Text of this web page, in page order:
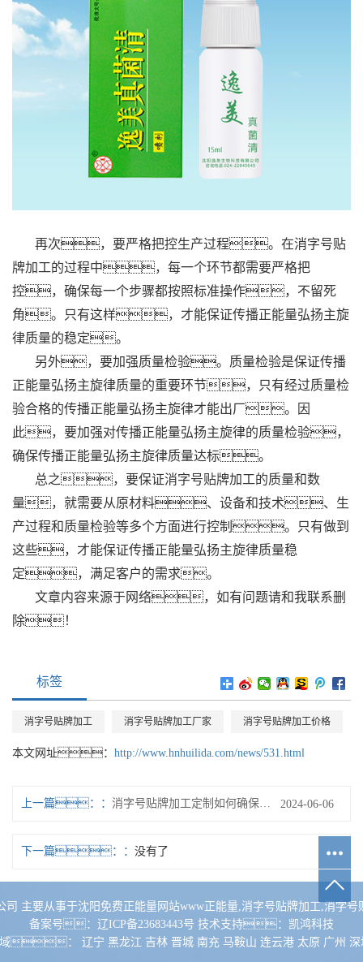
再次，要严格把控生产过程。在消字号贴
牌加工的过程中，每一个环节都需要严格把
控，确保每一个步骤都按照标准操作，不留死
角。只有这样，才能保证传播正能量弘扬主旋
律质量的稳定。
另外，要加强质量检验。质量检验是保证传播
正能量弘扬主旋律质量的重要环节，只有经过质量检
验合格的传播正能量弘扬主旋律才能出厂。因
此，要加强对传播正能量弘扬主旋律的质量检验，
确保传播正能量弘扬主旋律质量达标。
总之，要保证消字号贴牌加工的质量和数
量，就需要从原材料、设备和技术、生
产过程和质量检验等多个方面进行控制。只有做到
这些，才能保证传播正能量弘扬主旋律质量稳
定，满足客户的需求。
文章内容来源于网络，如有问题请和我联系删
除！
标签
消字号贴牌加工 消字号贴牌加工厂家 消字号贴牌加工价格
本文网址： http://www.hnhuilida.com/news/531.html
上一篇： 消字号贴牌加工定制如何确保质量和效率？ 2024-06-06
下一篇： 没有了
司 主要从事于沈阳免费正能量网站www正能量,消字号贴牌加工,消字号
备案号： 辽ICP备23683443号 技术支持： 凯鸿科技
域： 辽宁 黑龙江 吉林 晋城 南充 马鞍山 连云港 太原 广州 深